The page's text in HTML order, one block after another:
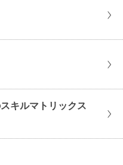
キルマトリックス